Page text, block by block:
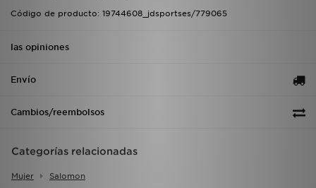
Código de producto: 19744608_jdsportses/779065
las opiniones
Envío
Cambios/reembolsos
Categorías relacionadas
Mujer Salomon